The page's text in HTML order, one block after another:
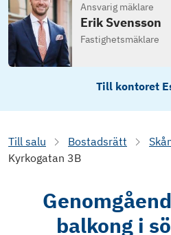
Ansvarig mäklare
Erik Svensson
Fastighetsmäklare
Till kontoret
Till salu Bostadsrätt
Kyrkogatan 3B
balkong i